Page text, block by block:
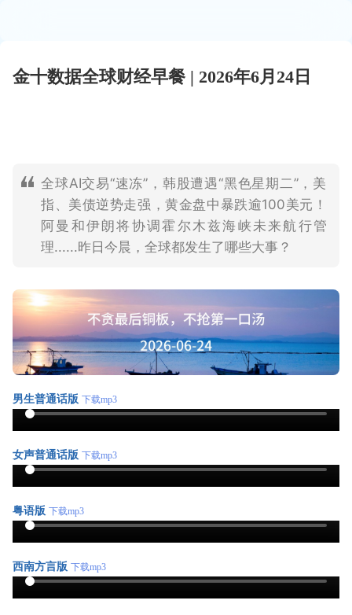
金十数据全球财经早餐 | 2026年6月24日
全球AI交易“速冻”，韩股遭遇“黑色星期二”，美
指、美债逆势走强，黄金盘中暴跌逾100美元！
阿曼和伊朗将协调霍尔木兹海峡未来航行管
理......昨日今晨，全球都发生了哪些大事？
男生普通话版 下载mp3
女声普通话版 下载mp3
粤语版 下载mp3
西南方言版 下载mp3